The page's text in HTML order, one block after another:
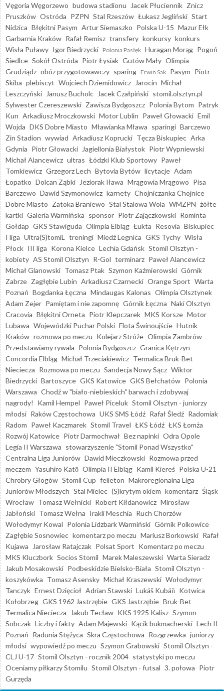
Vęgoria Węgorzewo budowa stadionu Jacek Płuciennik Znicz
Pruszków Ostróda PZPN Stal Rzeszów Łukasz Jegliński Start
Nidzica Błękitni Pasym Artur Siemaszko Polska U-15 Mazur Ełk
Garbarnia Kraków Rafał Remisz transfery konkursy konkurs
Wisła Puławy Igor Biedrzycki Polonia Pasłęk Huragan Morąg Pogoń
Siedlce Sokół Ostróda Piotr Łysiak Gutów Mały Olimpia
Grudziądz obóz przygotowawczy sparing Erwin Sak Pasym Piotr
Skiba plebiscyt Wojciech Dziemidowicz Jarocin Michał
Leszczyński
Janusz Bucholc Jacek Czałpiński stomil.olsztyn.pl
Sylwester Czereszewski Zawisza Bydgoszcz Polonia Bytom Patryk
Kun Arkadiusz Mroczkowski Motor Lublin Paweł Głowacki Emil
Wojda DKS Dobre Miasto Mławianka Mława sparingi Barczewo
Zin Stadion wywiad Arkadiusz Koprucki Tęcza Biskupiec Arka
Gdynia Piotr Głowacki Jagiellonia Białystok Piotr Wypniewski
Michał Alancewicz ultras Łódzki Klub Sportowy Paweł
Tomkiewicz Grzegorz Lech Bytovia Bytów licytacje Adam
Łopatko Dolcan Ząbki Jeziorak Iława Mrągowia Mrągowo Pisa
Barczewo Dawid Szymonowicz karnety Chojniczanka Chojnice
Dobre Miasto Zatoka Braniewo Stal Stalowa Wola WMZPN żółte
kartki Galeria Warmińska sponsor Piotr Zajączkowski Rominta
Gołdap GKS Stawiguda Olimpia Elbląg Łukta Resovia Biskupiec
I liga Ultra(S)tomiL treningi Miedź Legnica GKS Tychy Wisła
Płock III liga Korona Kielce Lechia Gdańsk Stomil Olsztyn -
kobiety AS Stomil Olsztyn R-Gol terminarz Paweł Alancewicz
Michał Glanowski Tomasz Ptak Szymon Kaźmierowski Górnik
Zabrze Zagłębie Lubin Arkadiusz Czarnecki Orange Sport Warta
Poznań Bogdanka Łęczna Mindaugas Kalonas Olimpia Olsztynek
Adam Zejer Pamiętam i nie zapomnę Górnik Łęczna Naki Olsztyn
Cracovia Błękitni Orneta Piotr Klepczarek MKS Korsze Motor
Lubawa Wojewódzki Puchar Polski Flota Świnoujście Hutnik
Kraków rozmowa po meczu Kolejarz Stróże Olimpia Zambrów
Przedstawiamy rywala Polonia Bydgoszcz Granica Kętrzyn
Concordia Elbląg Michał Trzeciakiewicz Termalica Bruk-Bet
Nieciecza Rozmowa po meczu Sandecja Nowy Sącz Wiktor
Biedrzycki Bartoszyce GKS Katowice GKS Bełchatów Polonia
Warszawa Chodź w "biało-niebieskich" barwach i zdobywaj
nagrody!
Kamil Hempel Paweł Piceluk Stomil Olsztyn - juniorzy
młodsi Raków Częstochowa UKS SMS Łódź Rafał Śledź Radomiak
Radom Paweł Kaczmarek Stomil Travel ŁKS Łódź ŁKS Łomża
Rozwój Katowice Piotr Darmochwał Bez napinki Odra Opole
Legia II Warszawa stowarzyszenie "Stomil Ponad Wszystko"
Centralna Liga Juniorów Dawid Mieczkowski Rozmowa przed
meczem Yasuhiro Katō Olimpia II Elbląg Kamil Kiereś Polska U-21
Chrobry Głogów Stomil Cup felieton Makroregionalna Liga
Juniorów Młodszych Stal Mielec (S)krytym okiem komentarz Śląsk
Wrocław Tomasz Wełnicki Robert Kiłdanowicz Mirosław
Jabłoński Tomasz Wełna Irakli Meschia Ruch Chorzów
Wołodymyr Kowal Polonia Lidzbark Warmiński Górnik Polkowice
Zagłębie Sosnowiec komentarz po meczu Mariusz Borkowski Rafał
Kujawa
Jarosław Ratajczak Polsat Sport Komentarz po meczu
MKS Kluczbork Socios Stomil Marek Maleszewski Warta Sieradz
Jakub Mosakowski Podbeskidzie Bielsko-Biała Stomil Olsztyn -
koszykówka Tomasz Asensky Michał Kraszewski Wołodymyr
Tanczyk Ernest Dzięcioł Adrian Stawski Lukáš Kubáň Kotwica
Kołobrzeg GKS 1962 Jastrzębie GKS Jastrzębie Bruk-Bet
Termalica Nieciecza
Jakub Tecław KKS 1925 Kalisz Szymon
Sobczak Liczby i fakty Adam Majewski Kącik bukmacherski Lech II
Poznań Radunia Stężyca Skra Częstochowa Rozgrzewka juniorzy
młodsi wypowiedź po meczu Szymon Grabowski Stomil Olsztyn -
CLJ U-17 Stomil Olsztyn - rocznik 2004 statystyki po meczu
Oceniamy piłkarzy Stomilu Stomil Olsztyn - futsal 3. połowa Piotr
Gurzęda